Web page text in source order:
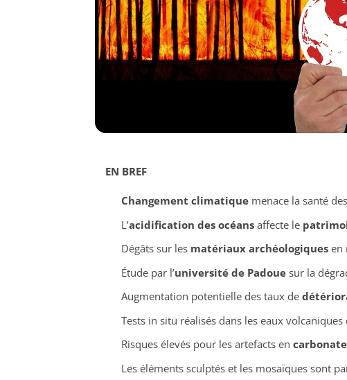
EN BREF
Changement climatiquemenace la santé des
L’acidification des océansaffecte le
Dégâts sur les matériaux archéologiquesen
Étude par l’université de Padouesur la
Augmentation potentielle des taux de
Tests in situ réalisés dans les eaux volcaniques
Risques élevés pour les artefacts en
Les éléments sculptés et les mosaïques sont